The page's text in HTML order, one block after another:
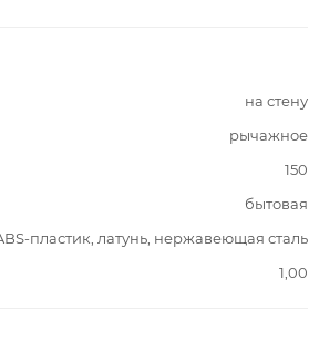
на стену
рычажное
150
бытовая
пластик, латунь, нержавеющая сталь
1,00